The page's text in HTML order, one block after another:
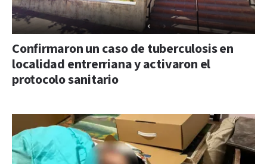
Confirmaron un caso de tuberculosis en
localidad entrerriana y activaron el
protocolo sanitario